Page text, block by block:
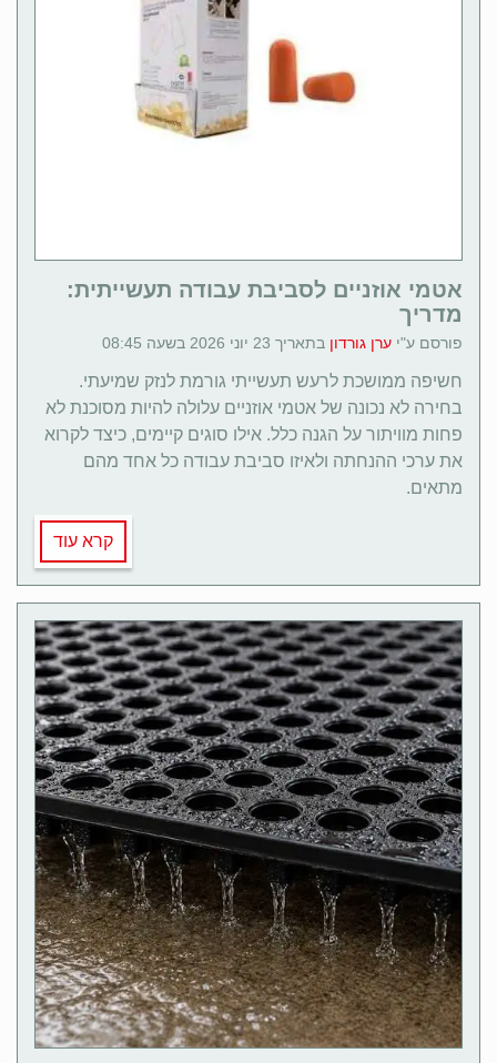
אטמי אוזניים לסביבת עבודה תעשייתית:
מדריך
פורסם ע"י ערן גורדון בתאריך 23 יוני 2026 בשעה 08:45
חשיפה ממושכת לרעש תעשייתי גורמת לנזק שמיעתי.
בחירה לא נכונה של אטמי אוזניים עלולה להיות מסוכנת לא
פחות מוויתור על הגנה כלל. אילו סוגים קיימים, כיצד לקרוא
את ערכי ההנחתה ולאיזו סביבת עבודה כל אחד מהם
מתאים.
קרא עוד